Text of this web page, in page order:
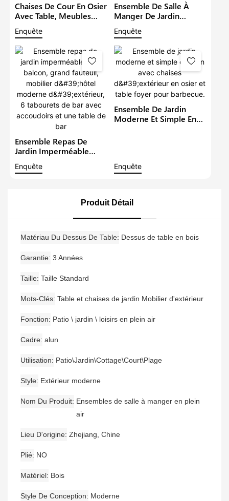
Chaises De Cour En Osier
Avec Table, Meubles
D'extérieur En Rotin,
Ensemble De Salle À
Manger Rond En Rotin À
6 Places, Ensembles De
Bistro De Jardin
Enquête
Ensemble De Salle À
Manger De Jardin
Imperméable Avec
Grand Fauteuil, Table Et
Chaises De Style
Restaurant Moderne,
Idéal Pour Un Balcon Ou
Un Hôtel.
Enquête
Ensemble Repas De
Jardin Imperméable
Fauteuil, Mobilier
De Bar Avec Accoudoirs
Et Une Table De Bar
Enquête
Ensemble De Jardin
Moderne Et Simple En
Enquête
Produit Détail
Matériau Du Dessus De Table Dessus de table en bois
Garantie 3 Années
Taille Taille Standard
Mots-Clés Table et chaises de jardin Mobilier d'extérieur
Fonction Patio \ jardin \ loisirs en plein air
Cadre alun
Utilisation Patio\Jardin\Cottage\Court\Plage
Style Extérieur moderne
Nom Du Produit Ensembles de salle à manger en plein
air
Lieu D'origine Zhejiang, Chine
Plié NO
Matériel Bois
Style De Conception Moderne